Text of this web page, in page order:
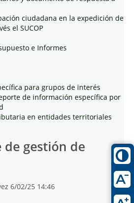
ciudadana en la expedición de
el SUCOP
e Informes
para grupos de interés
de información específica por
en entidades territoriales
de gestión de
6/02/25 14:46